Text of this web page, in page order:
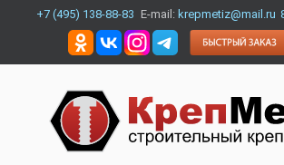
+7 (495) 138-88-83 E-mail: krepmetiz@mail.ru